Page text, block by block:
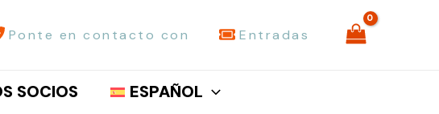
Ponte en contacto con Entradas
SOCIOS ESPAÑOL